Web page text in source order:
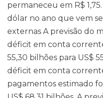
permaneceu em R$
dólar no ano que vem
externas A previsão do
déficit em conta
55,30 bilhões para US$
déficit em conta
pagamentos estimado